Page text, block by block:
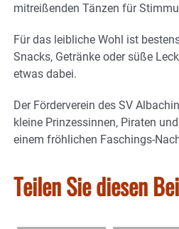
mitreißenden Tänzen für
Für das leibliche Wohl ist
Snacks, Getränke oder süße
etwas dabei.
Der Förderverein des SV
kleine Prinzessinnen, Piraten
einem fröhlichen Faschings-
Teilen Sie diesen